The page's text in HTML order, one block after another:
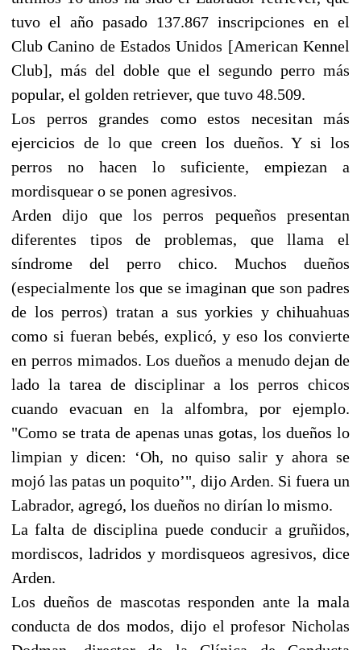
tuvo el año pasado 137.867 inscripciones en el
Club Canino de Estados Unidos [American Kennel
Club], más del doble que el segundo perro más
popular, el golden retriever, que tuvo 48.509.
Los perros grandes como estos necesitan más
ejercicios de lo que creen los dueños. Y si los
perros no hacen lo suficiente, empiezan a
mordisquear o se ponen agresivos.
Arden dijo que los perros pequeños presentan
diferentes tipos de problemas, que llama el
síndrome del perro chico. Muchos dueños
(especialmente los que se imaginan que son padres
de los perros) tratan a sus yorkies y chihuahuas
como si fueran bebés, explicó, y eso los convierte
en perros mimados. Los dueños a menudo dejan de
lado la tarea de disciplinar a los perros chicos
cuando evacuan en la alfombra, por ejemplo.
"Como se trata de apenas unas gotas, los dueños lo
limpian y dicen: ‘Oh, no quiso salir y ahora se
mojó las patas un poquito’", dijo Arden. Si fuera un
Labrador, agregó, los dueños no dirían lo mismo.
La falta de disciplina puede conducir a gruñidos,
mordiscos, ladridos y mordisqueos agresivos, dice
Arden.
Los dueños de mascotas responden ante la mala
conducta de dos modos, dijo el profesor Nicholas